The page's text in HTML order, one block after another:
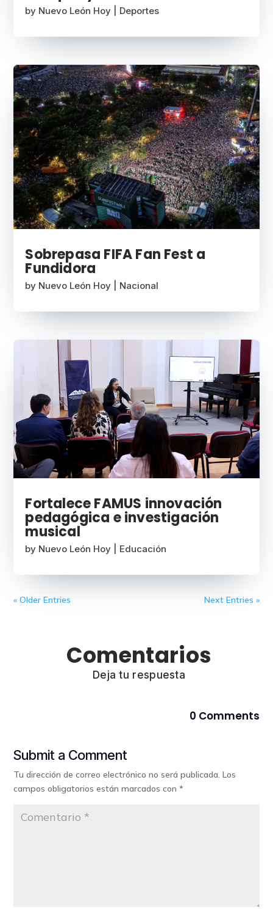
by Nuevo León Hoy Deportes
Sobrepasa FIFA Fan Fest a
Fundidora
by Nuevo León Hoy Nacional
Fortalece FAMUS innovación
pedagógica e investigación
musical
by Nuevo León Hoy Educación
« Older Entries Next Entries »
Comentarios
Deja tu respuesta
0 Comments
Submit a Comment
Tu dirección de correo electrónico no será publicada. Los
campos obligatorios están marcados con*